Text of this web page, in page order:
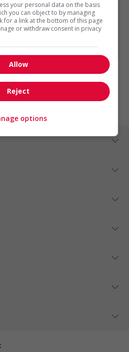
réfrigération...
ccq-montréal
1
your personal data on the basis
you can object to by managing
for a link at the bottom of this page
or withdraw consent in privacy
Allow
Reject
options